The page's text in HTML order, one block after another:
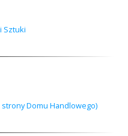
Sztuki
Domu Handlowego)